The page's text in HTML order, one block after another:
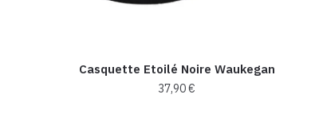
Casquette Etoilé Noire Waukegan
37,90€